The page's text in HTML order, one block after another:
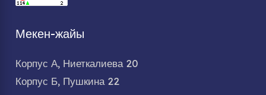
Мекен-жайы
Корпус А, Ниеткалиева 20
Корпус Б, Пушкина 22